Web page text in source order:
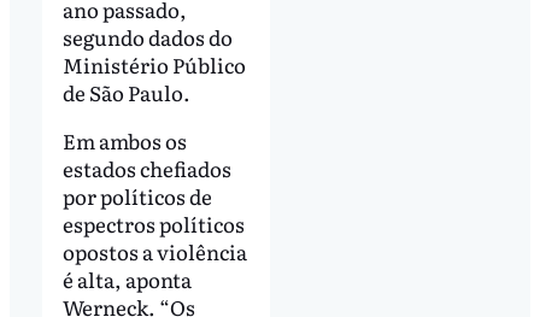
ano passado,
segundo dados do
Ministério Público
de São Paulo.
Em ambos os
estados chefiados
por políticos de
espectros políticos
opostos a violência
é alta, aponta
Werneck. “Os